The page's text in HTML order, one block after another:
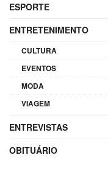
ESPORTE
ENTRETENIMENTO
CULTURA
EVENTOS
MODA
VIAGEM
ENTREVISTAS
OBITUÁRIO